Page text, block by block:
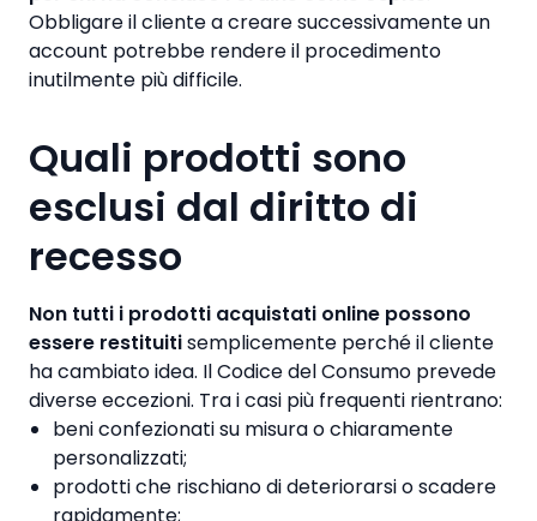
Obbligare il cliente a creare successivamente un
account potrebbe rendere il procedimento
inutilmente più difficile.
Quali prodotti sono
esclusi dal diritto di
recesso
Non tutti i prodotti acquistati online possono
essere restituitisemplicemente perché il cliente
ha cambiato idea. Il Codice del Consumo prevede
diverse eccezioni. Tra i casi più frequenti rientrano:
beni confezionati su misura o chiaramente
personalizzati;
prodotti che rischiano di deteriorarsi o scadere